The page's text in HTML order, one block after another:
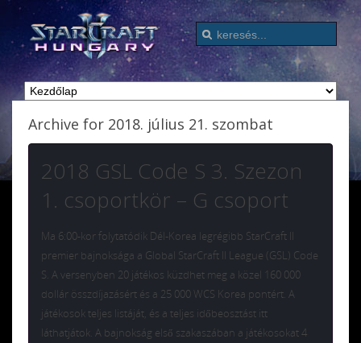
Archive for 2018. július 21. szombat
2018 GSL Code S 3. Szezon
1. csoportkör – G csoport
Ma 6:00-kor folytatódik Dél-Korea legrégibb StarCraft II
premier bajnoksága a Global StarCraft II League (GSL) Code
S. A versenyben 20 játékos küzdhet meg a közel 160 000
dollár összdíjazásért és a 25 000 WCS Korea pontért. A
játékosok teljes listáját, és a teljes időbeosztást itt
láthatjátok. A bajnokság első szakaszában a játékosokat 4